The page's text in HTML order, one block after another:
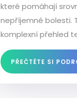
které pomáhají
nepříjemné bolesti.
komplexní přehled
pro udržení zdraví
Zjistěte, jak můžete
pomocí
PŘEČTĚTE SI